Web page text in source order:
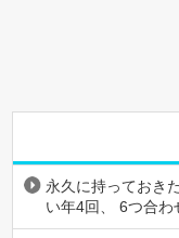
永久に持っておき
い年4回、 6つ合わ